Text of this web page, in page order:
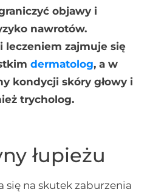
objawy i
nawrotów.
leczeniem zajmuje się
dermatolog, a w
kondycji skóry głowy i
trycholog.
łupieżu
się na skutek zaburzenia